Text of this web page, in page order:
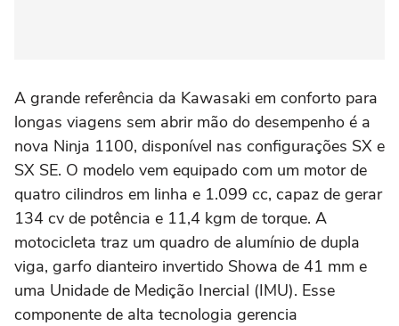
A grande referência da Kawasaki em conforto para
longas viagens sem abrir mão do desempenho é a
nova Ninja 1100, disponível nas configurações SX e
SX SE. O modelo vem equipado com um motor de
quatro cilindros em linha e 1.099 cc, capaz de gerar
134 cv de potência e 11,4 kgm de torque. A
motocicleta traz um quadro de alumínio de dupla
viga, garfo dianteiro invertido Showa de 41 mm e
uma Unidade de Medição Inercial (IMU). Esse
componente de alta tecnologia gerencia